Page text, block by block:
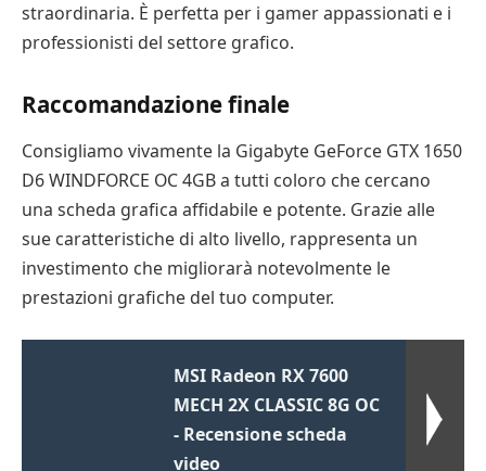
straordinaria. È perfetta per i gamer appassionati e i
professionisti del settore grafico.
Raccomandazione finale
Consigliamo vivamente la Gigabyte GeForce GTX 1650
D6 WINDFORCE OC 4GB a tutti coloro che cercano
una scheda grafica affidabile e potente. Grazie alle
sue caratteristiche di alto livello, rappresenta un
investimento che migliorarà notevolmente le
prestazioni grafiche del tuo computer.
MSI Radeon RX 7600
MECH 2X CLASSIC 8G OC
- Recensione scheda
video